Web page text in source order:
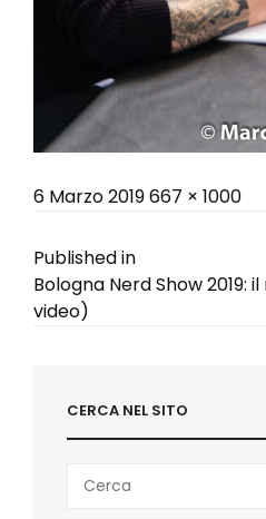
Posted
6 Marzo 2019Full
667 × 1000
Navigazione
articoli
Published in
Bologna Nerd Show
video)
CERCA NEL SITO
for: